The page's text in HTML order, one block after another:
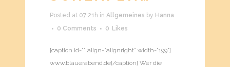
Posted at 07:21h in Allgemeines by Hanna
0 Comments
0 Likes
[caption id="" align="alignright" width="199"]
www.blauerabend.de[/caption] Wer die